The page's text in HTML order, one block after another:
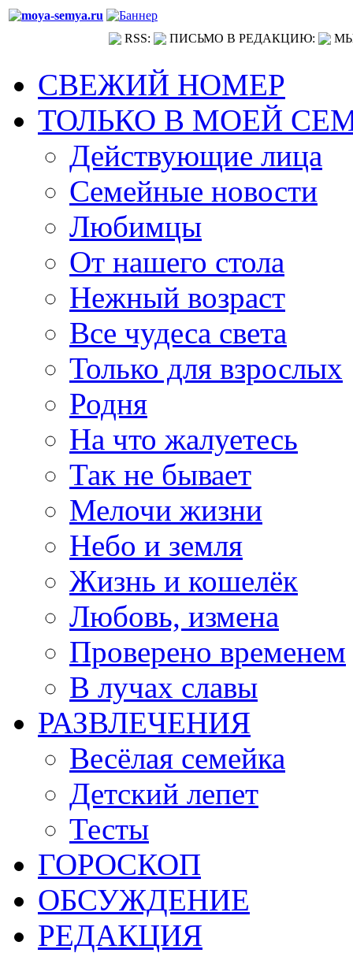
RSS: ПИСЬМО В РЕДАКЦИЮ:
СВЕЖИЙ НОМЕР
ТОЛЬКО В МОЕЙ
Действующие лица
Семейные новости
Любимцы
От нашего стола
Нежный возраст
Все чудеса света
Только для взрослых
Родня
На что жалуетесь
Так не бывает
Мелочи жизни
Небо и земля
Жизнь и кошелёк
Любовь, измена
Проверено временем
В лучах славы
РАЗВЛЕЧЕНИЯ
Весёлая семейка
Детский лепет
Тесты
ГОРОСКОП
ОБСУЖДЕНИЕ
РЕДАКЦИЯ